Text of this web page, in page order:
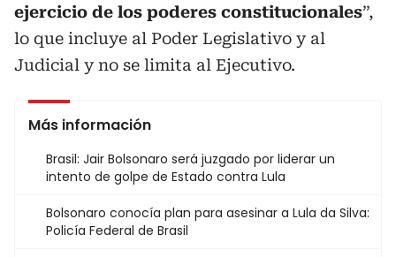
ejercicio de los poderes constitucionales”,
lo que incluye al Poder Legislativo y al
Judicial y no se limita al Ejecutivo.
Más información
Brasil: Jair Bolsonaro será juzgado por liderar un
intento de golpe de Estado contra Lula
Bolsonaro conocía plan para asesinar a Lula da Silva:
Policía Federal de Brasil